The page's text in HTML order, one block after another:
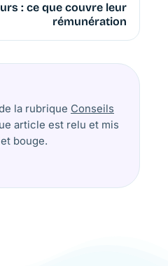
: ce que couvre leur
rémunération
la rubrique Conseils
article est relu et mis
bouge.